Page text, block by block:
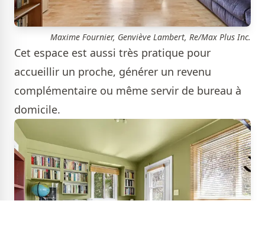
Maxime Fournier, Genviève Lambert, Re/Max Plus Inc.
Cet espace est aussi très pratique pour
accueillir un proche, générer un revenu
complémentaire ou même servir de bureau à
domicile.